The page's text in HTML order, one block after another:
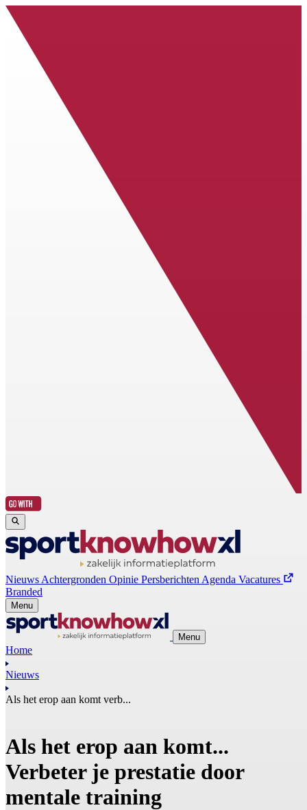
Nieuws Achtergronden Opinie Persberichten Agenda Vacatures
Branded
Menu
Menu
Home
Nieuws
Als het erop aan komt verb...
Als het erop aan komt...
Verbeter je prestatie door
mentale training